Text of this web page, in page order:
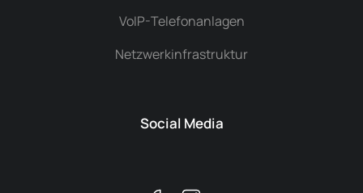
VoIP-Telefonanlagen
Netzwerkinfrastruktur
Social Media